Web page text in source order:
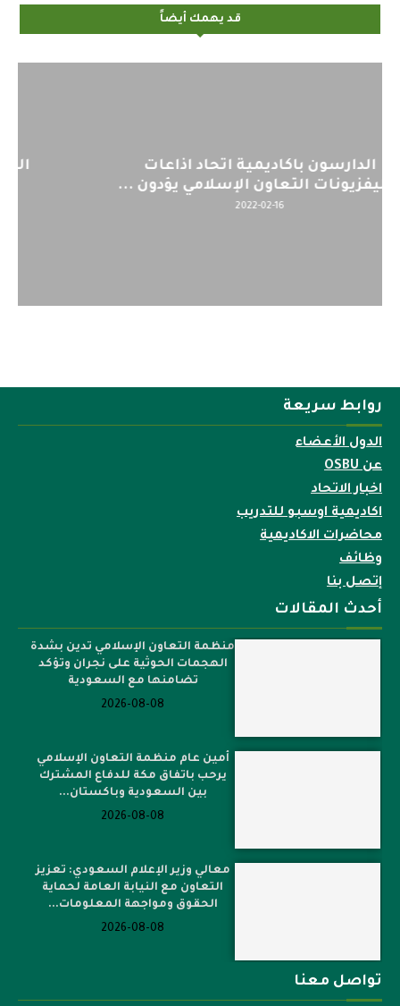
قد يهمك أيضاً
اليوم : المشاركة بالاجتماع التحضيري
لمنظمي قمة اسيا...
روابط سريعة
الدول الأعضاء
عن OSBU
اخبار الاتحاد
اكاديمية اوسبو للتدريب
محاضرات الاكاديمية
وظائف
إتصل بنا
أحدث المقالات
منظمة التعاون الإسلامي تدين بشدة
الهجمات الحوثية على نجران وتؤكد
تضامنها مع السعودية
2026-08-08
أمين عام منظمة التعاون الإسلامي
يرحب باتفاق مكة للدفاع المشترك
بين السعودية وباكستان...
2026-08-08
معالي وزير الإعلام السعودي: تعزيز
التعاون مع النيابة العامة لحماية
الحقوق ومواجهة المعلومات...
2026-08-08
تواصل معنا